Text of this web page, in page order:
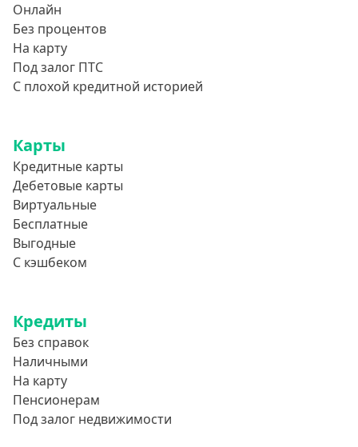
Онлайн
Без процентов
На карту
Под залог ПТС
С плохой кредитной историей
Карты
Кредитные карты
Дебетовые карты
Виртуальные
Бесплатные
Выгодные
С кэшбеком
Кредиты
Без справок
Наличными
На карту
Пенсионерам
Под залог недвижимости